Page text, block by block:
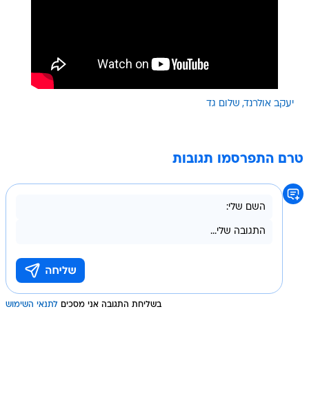
יעקב אולרנד שלום גד
טרם התפרסמו תגובות
בשליחת התגובה אני מסכים לתנאי השימוש